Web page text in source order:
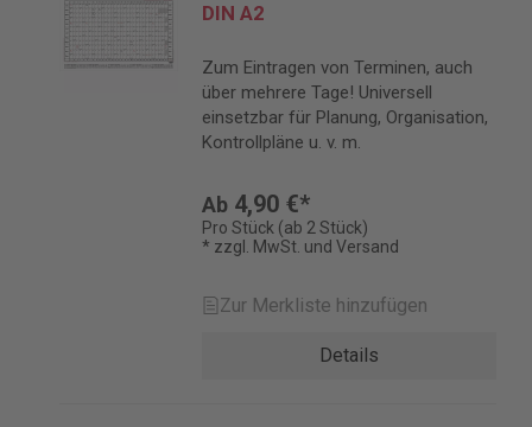
DIN A2
Zum Eintragen von Terminen, auch
über mehrere Tage! Universell
einsetzbar für Planung, Organisation,
Kontrollpläne u. v. m.
Ab 4,90 €*
Pro Stück (ab 2 Stück)
* zzgl. MwSt. und Versand
Zur Merkliste hinzufügen
Details